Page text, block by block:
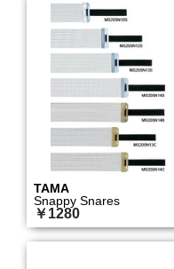
TAMA
Snappy Snares
￥1280